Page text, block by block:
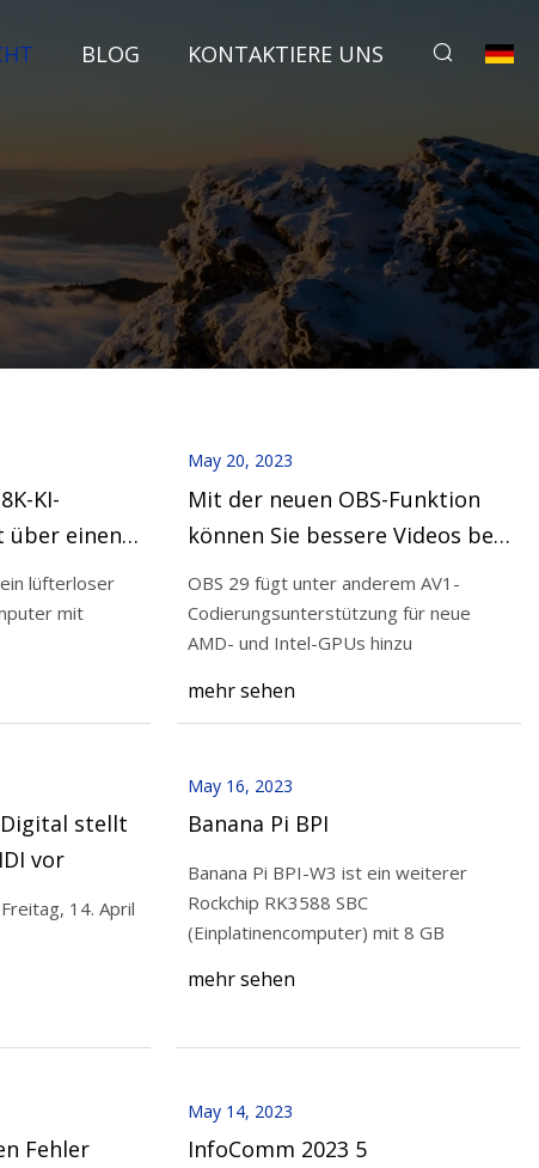
BLOG KONTAKTIERE UNS
STB-Prozessor
und AV1-
May 16, 2023
NAB 2023: Cobalt Digital stellt
Sapphire BIDI vor
KI-
über einen
6, zwei
und mehr
lüfterloser
mit
May 20, 2023
Mit der neuen OBS-Funktion
können Sie bessere Videos bei
geringerer Bandbreite
streamen
OBS 29 fügt unter anderem AV1-
Codierungsunterstützung für neue
AMD- und Intel-GPUs hinzu
mehr sehen
Digital stellt
vor
14. April
May 16, 2023
Banana Pi BPI
Banana Pi BPI-W3 ist ein weiterer
Rockchip RK3588 SBC
(Einplatinencomputer) mit 8 GB
mehr sehen
Fehler
May 14, 2023
InfoComm 2023 5